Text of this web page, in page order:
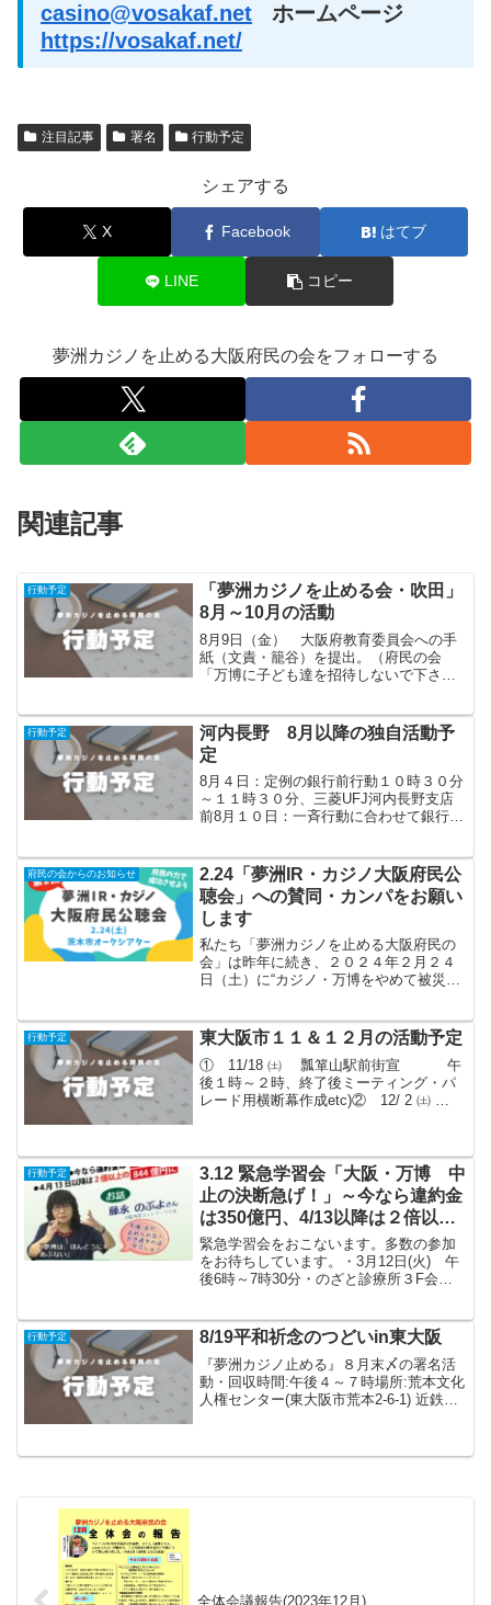
casino@vosakaf.net ホームページ
https://vosakaf.net/
注目記事 署名 行動予定
シェアする
X Facebook はてブ
LINE コピー
夢洲カジノを止める大阪府民の会をフォローする
関連記事
行動予定
「夢洲カジノを止める会・吹田」
8月～10月の活動
8月9日（金） 大阪府教育委員会への手
紙（文責・籠谷）を提出。（府民の会
「万博に子ども達を招待しないで下さ
レード（呼びかけ「府民の会」）への参
加。（予定）16:30...
行動予定
河内長野 8月以降の独自活動予
定
8月４日：定例の銀行前行動１０時３０分
～１１時３０分、三菱UFJ河内長野支店
前8月１０日：一斉行動に合わせて銀行前
は、猛暑が多少ましになるまでの間、銀
行前行動を実施する...
府民の会からのお知らせ
2.24「夢洲IR・カジノ大阪府民公
聴会」への賛同・カンパをお願い
します
私たち「夢洲カジノを止める大阪府民の
会」は昨年に続き、２０２４年２月２４
日（土）に“カジノ・万博をやめて被災地
た。（詳細はチラシをご覧ください)。ぜ
ひ、この取り組みへ...
行動予定 東大阪市１１＆１２月の活動予定
① 11/18 ㈯ 瓢箪山駅前街宣 午
後１時～２時、終了後ミーティング・パ
レード用横断幕作成etc)② 12/ 2 ㈯
行動予定
3.12 緊急学習会「大阪・万博 中
止の決断急げ！」～今なら違約金
は350億円、4/13以降は２倍以上
の844億円に～
緊急学習会をおこないます。多数の参加
をお待ちしています。・3月12日(火) 午
後6時～7時30分・のざと診療所３F会議
止める大阪府民の会・西淀川
大阪市をよくする...
行動予定 8/19平和祈念のつどいin東大阪
『夢洲カジノ止める』８月末〆の署名活
動・回収時間:午後４～７時場所:荒本文化
人権センター(東大阪市荒本2-6-1) 近鉄け
全体会議報告(2023年12月)